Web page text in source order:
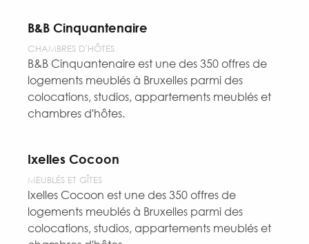
B&B Cinquantenaire
CHAMBRES D'HÔTES
B&B Cinquantenaire est une des 350 offres de
logements meublés à Bruxelles parmi des
colocations, studios, appartements meublés et
chambres d'hôtes.
Ixelles Cocoon
MEUBLÉS ET GÎTES
Ixelles Cocoon est une des 350 offres de
logements meublés à Bruxelles parmi des
colocations, studios, appartements meublés et